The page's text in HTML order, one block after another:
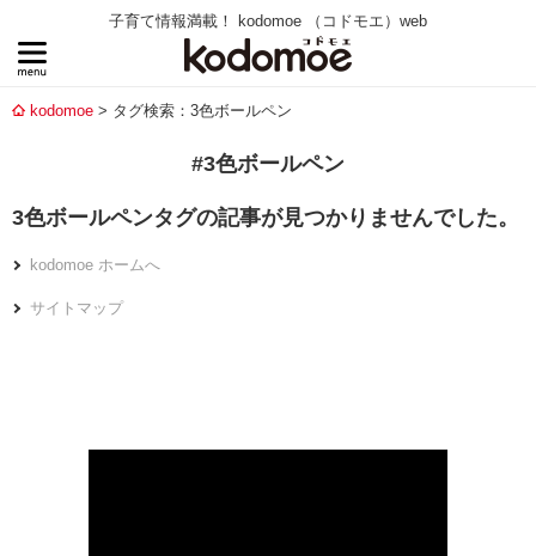
子育て情報満載！ kodomoe （コドモエ）web
kodomoe タグ検索：3色ボールペン
#3色ボールペン
3色ボールペンタグの記事が見つかりませんでした。
kodomoe ホームへ
サイトマップ